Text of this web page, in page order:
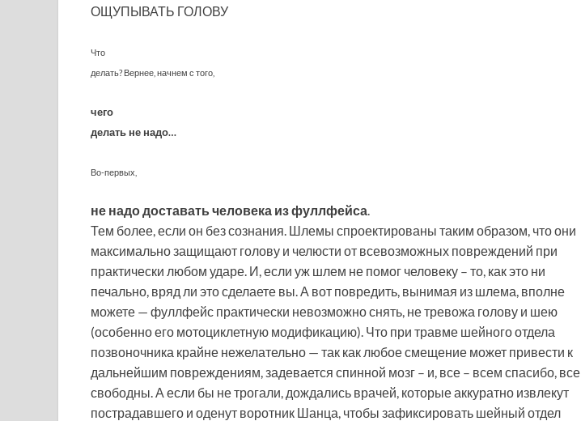
ОЩУПЫВАТЬ ГОЛОВУ
Что
делать? Вернее, начнем с того,
чего
делать не надо…
Во-первых,
не надо доставать человека из фуллфейса
Тем более, если он без сознания. Шлемы спроектированы таким образом, что они
максимально защищают голову и челюсти от всевозможных повреждений при
практически любом ударе. И, если уж шлем не помог человеку – то, как это ни
печально, вряд ли это сделаете вы. А вот повредить, вынимая из шлема, вполне
можете — фуллфейс практически невозможно снять, не тревожа голову и шею
(особенно его мотоциклетную модификацию). Что при травме шейного отдела
позвоночника крайне нежелательно — так как любое смещение может привести к
дальнейшим повреждениям, задевается спинной мозг – и, все – всем спасибо, все
свободны. А если бы не трогали, дождались врачей, которые аккуратно извлекут
пострадавшего и оденут воротник Шанца, чтобы зафиксировать шейный отдел